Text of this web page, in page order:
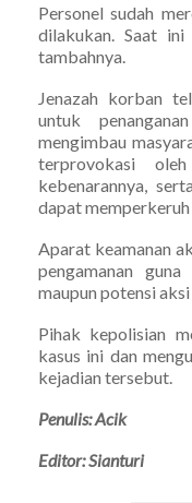
Personel sudah
dilakukan. Saat ini
tambahnya.
Jenazah korban
untuk
mengimbau
terprovokasi
kebenarannya,
dapat memperkeruh
Aparat keamanan
pengamanan
maupun potensi aksi
Pihak kepolisian
kasus ini dan
kejadian tersebut.
Penulis: Acik
Editor: Sianturi